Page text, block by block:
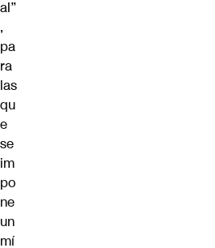
al”
,
pa
ra
las
qu
e
se
im
po
ne
un
mí